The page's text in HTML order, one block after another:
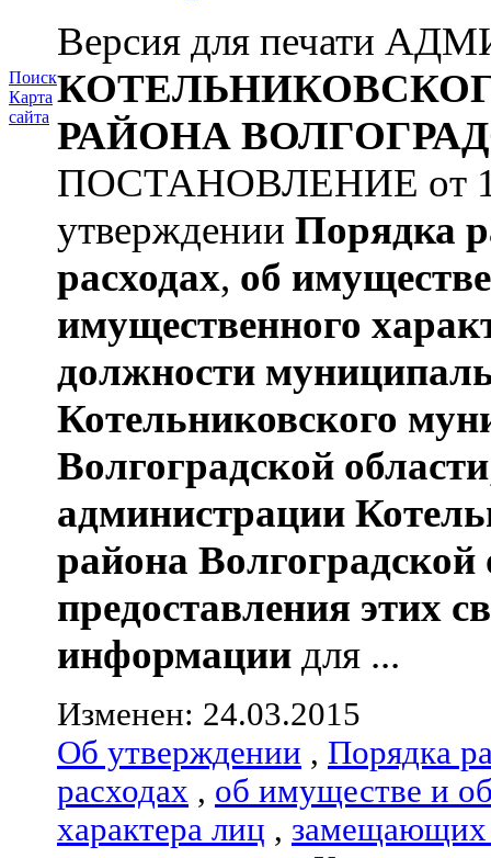
Поиск
Карта
сайта
Версия для печати
РАЙОНА
ПОСТАНОВЛЕНИЕ от
утверждении Порядка
расходах, об
имущественного
должности
Котельниковского
Волгоградской области
администрации
района Волгоградской
предоставления этих
информации для ...
Изменен: 24.03.2015
Об утверждении , Порядка
расходах , об имуществе и
характера лиц , замещающих